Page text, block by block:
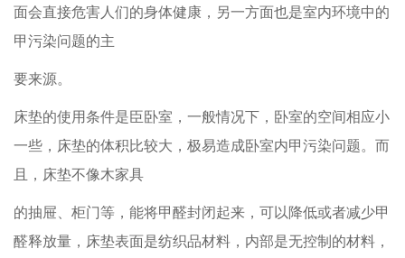
面会直接危害人们的身体健康，另一方面也是室内环境中的
甲污染问题的主
要来源。
床垫的使用条件是臣卧室，一般情况下，卧室的空间相应小
一些，床垫的体积比较大，极易造成卧室内甲污染问题。而
且，床垫不像木家具
的抽屉、柜门等，能将甲醛封闭起来，可以降低或者减少甲
醛释放量，床垫表面是纺织品材料，内部是无控制的材料，